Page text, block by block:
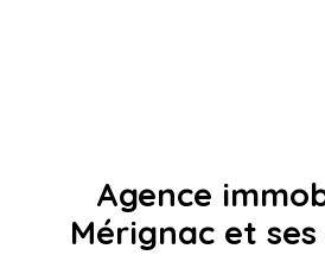
Agence
Mérignac et